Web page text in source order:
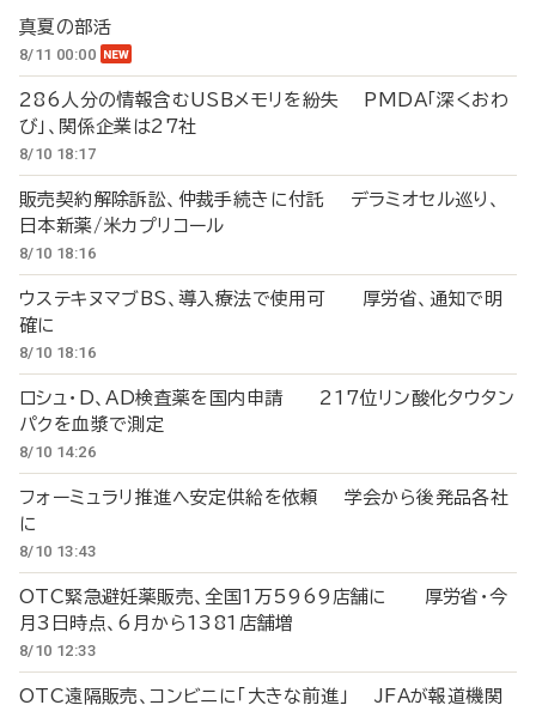
真夏の部活
8/11 00:00
286人分の情報含むUSBメモリを紛失 PMDA「深くおわ
び」、関係企業は27社
8/10 18:17
販売契約解除訴訟、仲裁手続きに付託 デラミオセル巡り、
日本新薬/米カプリコール
8/10 18:16
ウステキヌマブBS、導入療法で使用可 厚労省、通知で明
確に
8/10 18:16
ロシュ・D、AD検査薬を国内申請 217位リン酸化タウタン
パクを血漿で測定
8/10 14:26
フォーミュラリ推進へ安定供給を依頼 学会から後発品各社
に
8/10 13:43
OTC緊急避妊薬販売、全国1万5969店舗に 厚労省・今
月3日時点、6月から1381店舗増
8/10 12:33
OTC遠隔販売、コンビニに「大きな前進」 JFAが報道機関